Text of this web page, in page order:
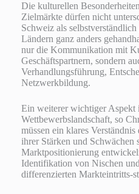
Die kulturellen
Zielmärkte dürfen nicht
Schweiz als
Ländern ganz anders
nur die Kommunikation mit
Geschäftspartnern, sondern
Verhandlungsführung,
Netzwerkbildung.
Ein weiterer wichtiger Aspekt
Wettbewerbslandschaft, so
müssen ein klares
ihrer Stärken und Schwächen
Marktpositionierung
Identifikation von Nischen
differenzierten Markteintritts-